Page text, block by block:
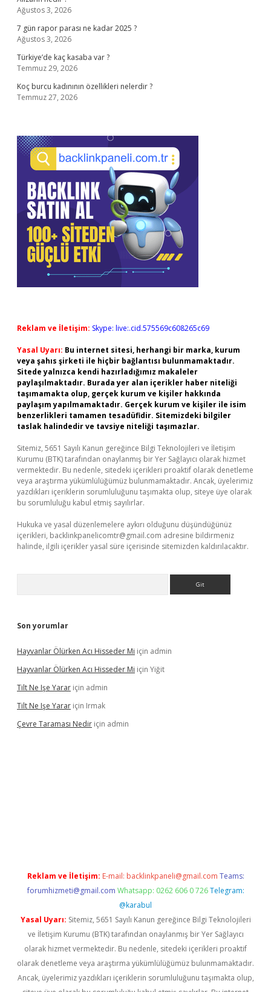
Ağustos 3, 2026
7 gün rapor parası ne kadar 2025 ?
Ağustos 3, 2026
Türkiye’de kaç kasaba var ?
Temmuz 29, 2026
Koç burcu kadınının özellikleri nelerdir ?
Temmuz 27, 2026
Reklam ve İletişim: Skype: live:.cid.575569c608265c69
Yasal Uyarı: Bu internet sitesi, herhangi bir marka, kurum
veya şahıs şirketi ile hiçbir bağlantısı bulunmamaktadır.
Sitede yalnızca kendi hazırladığımız makaleler
paylaşılmaktadır. Burada yer alan içerikler haber niteliği
taşımamakta olup, gerçek kurum ve kişiler hakkında
paylaşım yapılmamaktadır. Gerçek kurum ve kişiler ile isim
benzerlikleri tamamen tesadüfidir. Sitemizdeki bilgiler
taslak halindedir ve tavsiye niteliği taşımazlar.
Sitemiz, 5651 Sayılı Kanun gereğince Bilgi Teknolojileri ve İletişim
Kurumu (BTK) tarafından onaylanmış bir Yer Sağlayıcı olarak hizmet
vermektedir. Bu nedenle, sitedeki içerikleri proaktif olarak denetleme
veya araştırma yükümlülüğümüz bulunmamaktadır. Ancak, üyelerimiz
yazdıkları içeriklerin sorumluluğunu taşımakta olup, siteye üye olarak
bu sorumluluğu kabul etmiş sayılırlar.
Hukuka ve yasal düzenlemelere aykırı olduğunu düşündüğünüz
içerikleri, backlinkpanelicomtr@gmail.com adresine bildirmeniz
halinde, ilgili içerikler yasal süre içerisinde sitemizden kaldırılacaktır.
Son yorumlar
Hayvanlar Ölürken Acı Hisseder Mi için admin
Hayvanlar Ölürken Acı Hisseder Mi için Yiğit
Tilt Ne Işe Yarar için admin
Tilt Ne Işe Yarar için Irmak
Çevre Taraması Nedir için admin
Reklam ve İletişim: E-mail: backlinkpaneli@gmail.com Teams:
forumhizmeti@gmail.com Whatsapp: 0262 606 0 726 Telegram:
@karabul
Yasal Uyarı: Sitemiz, 5651 Sayılı Kanun gereğince Bilgi Teknolojileri
ve İletişim Kurumu (BTK) tarafından onaylanmış bir Yer Sağlayıcı
olarak hizmet vermektedir. Bu nedenle, sitedeki içerikleri proaktif
olarak denetleme veya araştırma yükümlülüğümüz bulunmamaktadır.
Ancak, üyelerimiz yazdıkları içeriklerin sorumluluğunu taşımakta olup,